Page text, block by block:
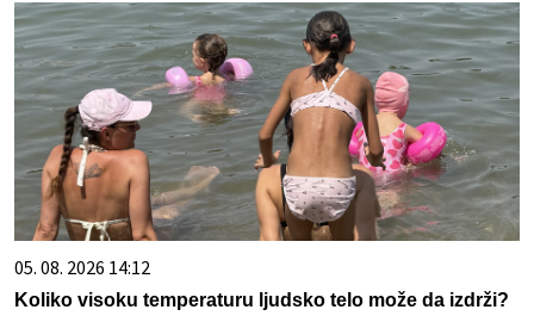
05. 08. 2026 14:12
Koliko visoku temperaturu ljudsko telo može da izdrži?